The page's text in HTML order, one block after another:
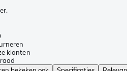
klanten